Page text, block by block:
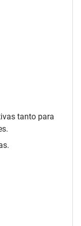
tanto para